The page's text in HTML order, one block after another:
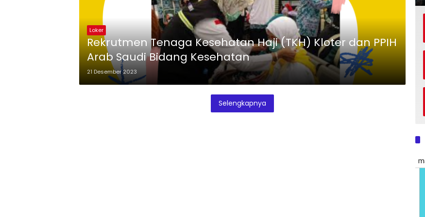
Loker
Rekrutmen Tenaga Kesehatan Haji (TKH) Kloter dan PPIH
Arab Saudi Bidang Kesehatan
21 Desember 2023
Selengkapnya